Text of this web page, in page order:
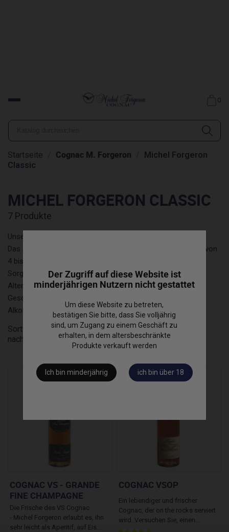
Der Zugriff auf diese Website ist
minderjährigen Nutzern nicht gestattet
Um diese Website zu betreten,
bestätigen Sie bitte, dass Sie volljährig
sind, um Zugang zu einem Geschäft zu
erhalten, in dem altersbeschränkte
Produkte verkauft werden
Ich bin minderjährig ich bin über 18
0
Startseite Cognac M. Forgeron
Michel Forgeron
Classic
MICHEL FORGERON CLASSIC
7 Produkte
Unser emblematisches Angebot seit mehr als 50 Jahren...
Das Spiegelbild der gesamten Palette der Cognac-Aromen von
4 bis über 50 Jahren...
Sorgfältig durchdachte Mischungen, die eine natürliche
Alterung begünstigen und einen intensiven Reichtum an
Geschmack und Aroma in jedem Alter und unabhängig vom
Alkoholgehalt bieten... (40% bis 50% alk. je nach Alter)
Sortierung
nach
Relevanz
COGNAC VS - GRANDE
FINE CHAMPAGNE
Die Frische des VS Cognac
- Michel Forgeron erlaubt es, ihn
sehr leicht als Aperitif, auf Eis...
COGNAC VSOP
Ein lebendiger und frischer
Cognac, der on the rocks serviert
wird. Versuchen Sie, einen...